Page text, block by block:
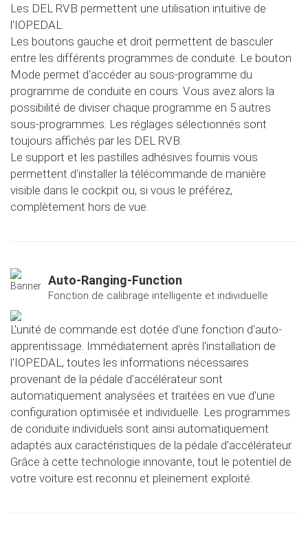
Les DEL RVB permettent une utilisation intuitive de
l'IOPEDAL.
Les boutons gauche et droit permettent de basculer
entre les différents programmes de conduite. Le bouton
Mode permet d'accéder au sous-programme du
programme de conduite en cours. Vous avez alors la
possibilité de diviser chaque programme en 5 autres
sous-programmes. Les réglages sélectionnés sont
toujours affichés par les DEL RVB.
Le support et les pastilles adhésives fournis vous
permettent d'installer la télécommande de manière
visible dans le cockpit ou, si vous le préférez,
complètement hors de vue.
Auto-Ranging-Function
Fonction de calibrage intelligente et individuelle
L'unité de commande est dotée d'une fonction d'auto-
apprentissage. Immédiatement après l'installation de
l'IOPEDAL, toutes les informations nécessaires
provenant de la pédale d'accélérateur sont
automatiquement analysées et traitées en vue d'une
configuration optimisée et individuelle. Les programmes
de conduite individuels sont ainsi automatiquement
adaptés aux caractéristiques de la pédale d'accélérateur.
Grâce à cette technologie innovante, tout le potentiel de
votre voiture est reconnu et pleinement exploité.